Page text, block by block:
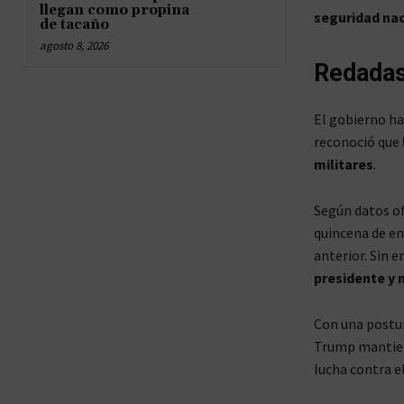
llegan como propina
de tacaño
agosto 8, 2026
seguridad
El gobierno
reconoció que
militares.
Según datos
quincena de
anterior. Sin
presidente y
Con una
Trump
lucha contra